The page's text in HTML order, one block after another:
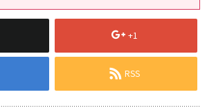
+1
RSS